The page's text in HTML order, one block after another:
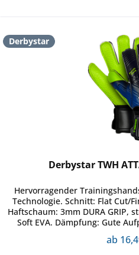
Derbystar
Derbystar TWH
Hervorragender
Technologie. Schnitt: Flat Cut/
Haftschaum: 3mm DURA
Soft EVA. Dämpfung: Gute
ab